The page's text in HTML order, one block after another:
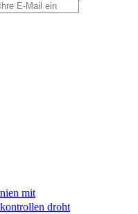
mit
droht